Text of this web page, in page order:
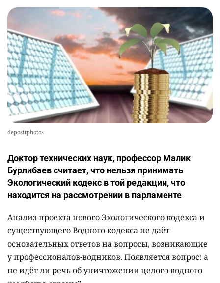
10
кинорежиссёр Ардак Амиркулов
depositphotos
Доктор технических наук, профессор Малик
Бурлибаев считает, что нельзя принимать
Экологический кодекс в той редакции, что
находится на рассмотрении в парламенте
Анализ проекта нового Экологического кодекса и
существующего Водного кодекса не даёт
основательных ответов на вопросы, возникающие
у профессионалов-водников. Появляется вопрос: а
не идёт ли речь об уничтожении целого водного